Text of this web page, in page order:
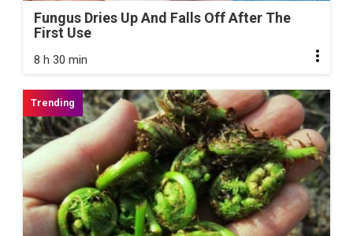
Fungus Dries Up And Falls Off After The
First Use
8 h 30 min